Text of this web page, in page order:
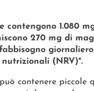
contengono 1.080
270 mg di
(NRV)*.
contenere piccole